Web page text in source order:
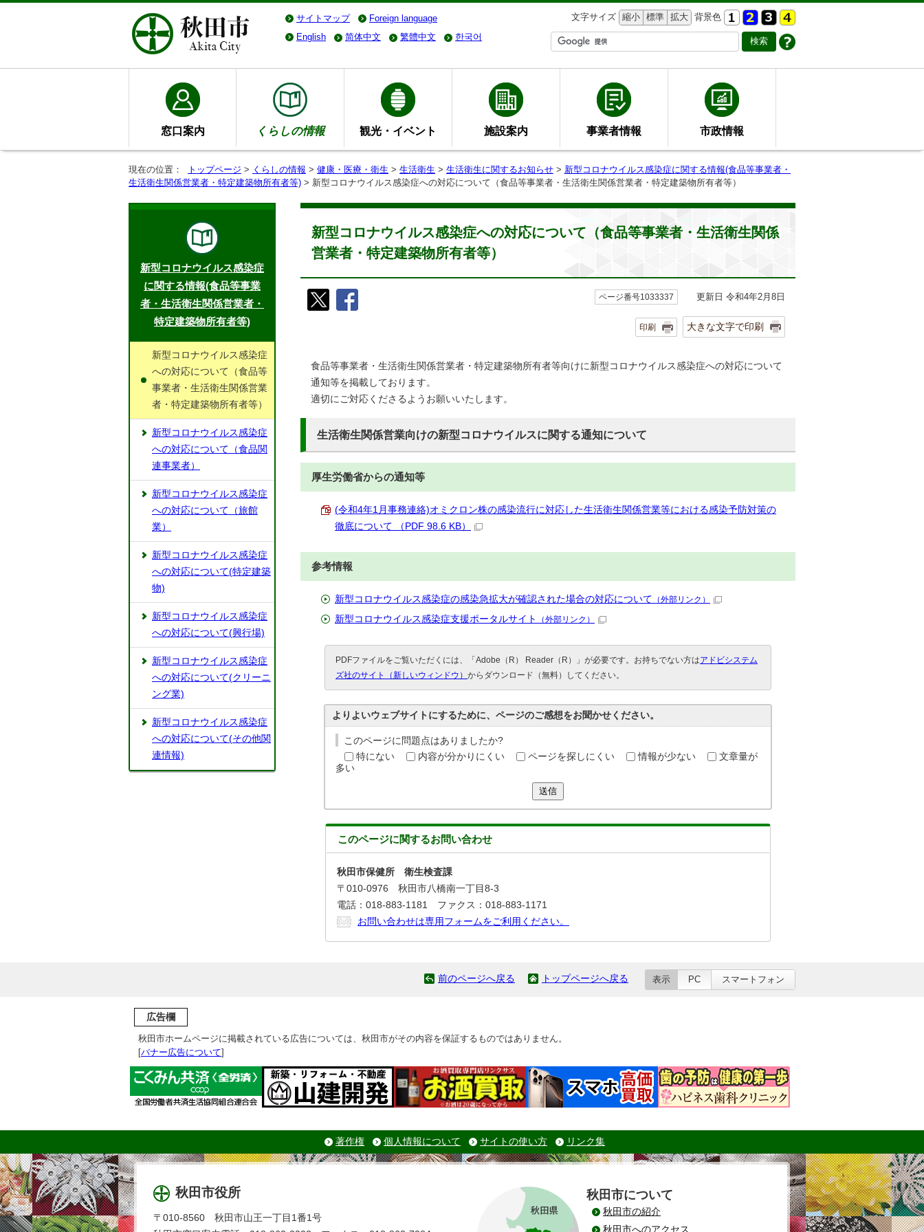
サイトマップ Foreign language 文字サイズ 縮小 標準 拡大 背景色
English
简体中文 繁體中文 한국어
窓口案内 くらしの情報 観光・イベント 施設案内 事業者情報 市政情報
現在の位置： トップページ > くらしの情報 > 健康・医療・衛生 > 生活衛生 > 生活衛生に関するお知らせ > 新型コロナウイルス感染症に関する情報(食品等事業者・
生活衛生関係営業者・特定建築物所有者等) > 新型コロナウイルス感染症への対応について（食品等事業者・生活衛生関係営業者・特定建築物所有者等）
新型コロナウイルス感染症への対応について（食品等事業者・生活衛生関係
営業者・特定建築物所有者等）
ページ番号1033337 更新日 令和4年2月8日
印刷 大きな文字で印刷
食品等事業者・生活衛生関係営業者・特定建築物所有者等向けに新型コロナウイルス感染症への対応について
通知等を掲載しております。
適切にご対応くださるようお願いいたします。
生活衛生関係営業向けの新型コロナウイルスに関する通知について
厚生労働省からの通知等
(令和4年1月事務連絡)オミクロン株の感染流行に対応した生活衛生関係営業等における感染予防対策の
徹底について （PDF 98.6 KB）
参考情報
新型コロナウイルス感染症の感染急拡大が確認された場合の対応について （外部リンク）
新型コロナウイルス感染症支援ポータルサイト （外部リンク）
PDFファイルをご覧いただくには、「Adobe（R） Reader（R）」が必要です。お持ちでない方はアドビシステム
ズ社のサイト（新しいウィンドウ） からダウンロード（無料）してください。
よりよいウェブサイトにするために、ページのご感想をお聞かせください。
このページに問題点はありましたか?
特にない
内容が分かりにくい ページを探しにくい 情報が少ない
文章量が
多い
送信
このページに関するお問い合わせ
秋田市保健所 衛生検査課
〒010-0976 秋田市八橋南一丁目8-3
電話：018-883-1181 ファクス：018-883-1171
お問い合わせは専用フォームをご利用ください。
新型コロナウイルス感染症
に関する情報(食品等事業
者・生活衛生関係営業者・
特定建築物所有者等)
新型コロナウイルス感染症
への対応について（食品等
事業者・生活衛生関係営業
者・特定建築物所有者等）
新型コロナウイルス感染症
への対応について（食品関
連事業者）
新型コロナウイルス感染症
への対応について（旅館
業）
新型コロナウイルス感染症
への対応について(特定建築
物)
新型コロナウイルス感染症
への対応について(興行場)
新型コロナウイルス感染症
への対応について(クリーニ
ング業)
新型コロナウイルス感染症
への対応について(その他関
連情報)
前のページへ戻る トップページへ戻る 表示 PC スマートフォン
広告欄
秋田市ホームページに掲載されている広告については、秋田市がその内容を保証するものではありません。
[バナー広告について]
著作権 個人情報について サイトの使い方 リンク集
秋田市役所
〒010-8560 秋田市山王一丁目1番1号
秋田市について
秋田市の紹介
秋田市へのアクセス